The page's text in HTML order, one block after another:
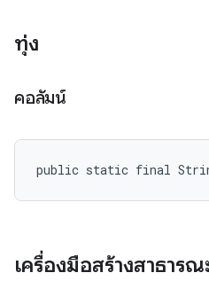
ทุ่ง
คอลัมน์
public static final
เครื่องมือสร้างสาธารณ